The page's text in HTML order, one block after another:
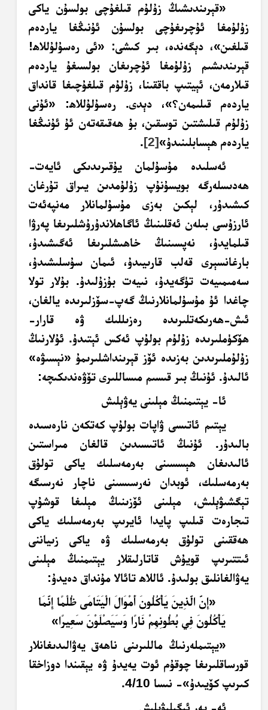
«قېرىندىشىڭ زۇلۇم قىلغۇچى بولسۇن ياكى
زۇلۇمغا ئۇچرىغۇچى بولسۇن ئۇنىڭغا ياردەم
قىلغىن»، دېگەندە، بىر كىشى: «ئى رەسۇلۇللاھ!
قېرىندىشىم زۇلۇمغا ئۇچرىغان بولسىغۇ ياردەم
قىلارمەن، ئېيتىپ باققىنا، زۇلۇم قىلغۇچىغا قانداق
ياردەم قىلىمەن؟»، دېدى. رەسۇلۇللاھ: «ئۇنى
زۇلۇم قىلىشتىن توسقىن، بۇ ھەقىقەتەن ئۇ ئۇنىڭغا
ياردەم ھېسابلىنىدۇ»[2]
.
ئەسلىدە مۇسۇلمان يۇقىرىدىكى ئايەت-
ھەدىسلەرگە بويسۇنۇپ زۇلۇمدىن يىراق تۇرغان
كىشىدۇر، لېكىن بەزى مۇسۇلمانلار مەنپەئەت
ئارزۇسى بىلەن ئەقلىنىڭ ئاگاھلاندۇرۇشلىرىغا پەرۋا
قىلمايدۇ، نەپسىنىڭ خاھىشلىرىغا ئەگىشىدۇ،
بارغانسېرى قەلب قارىيىدۇ، ئىمان سۇسلىشىدۇ،
سەمىمىيەت تۈگەيدۇ، نىيەت بۇزۇلىدۇ. بۇلار تولا
چاغدا ئۇ مۇسۇلمانلارنىڭ گەپ-سۆزلىرىدە يالغان،
ئىش-ھەرىكەتلىرىدە رەزىللىك ۋە قارار-
ھۆكۈملىرىدە زۇلۇم بولۇپ ئەكس ئېتىدۇ. ئۇلارنىڭ
زۇلۇملىرىدىن بەزىدە ئۆز قېرىنداشلىرىمۇ «نېسىۋە»
ئالىدۇ. ئۇنىڭ بىر قىسىم مىساللىرى تۆۋەندىكىچە:
ئا- يېتىمنىڭ مېلىنى يەۋېلىش
يېتىم ئاتىسى ۋاپات بولۇپ كەتكەن نارەسىدە
بالىدۇر. ئۇنىڭ ئاتىسىدىن قالغان مىراستىن
ئالىدىغان ھېسسىنى بەرمەسلىك ياكى تولۇق
بەرمەسلىك، ئوبدان نەرسىسىنى ناچار نەرسىگە
تېگشىۋېلىش، مېلىنى ئۆزىنىڭ مېلىغا قوشۇپ
تىجارەت قىلىپ پايدا ئايرىپ بەرمەسلىك ياكى
ھەققىنى تولۇق بەرمەسلىك ۋە ياكى زىياننى
ئىتتىرىپ قويۇش قاتارلىقلار يېتىمنىڭ مېلىنى
يەۋالغانلىق بولىدۇ. ئاللاھ تائالا مۇنداق دەيدۇ:
«إِنَّ الَّذِينَ يَأْكُلُونَ أَمْوَالَ الْيَتَامَى ظُلْمًا إِنَّمَا
يَأْكُلُونَ فِي بُطُونِهِمْ نَارًا وَسَيَصْلَوْنَ سَعِيرًا»
«يېتىملەرنىڭ ماللىرىنى ناھەق يەۋالىدىغانلار
قورساقلىرىغا چوقۇم ئوت يەيدۇ ۋە يېقىندا دوزاخقا
كىرىپ كۆيىدۇ»- نىسا 4/10.
ئە- يەر ئىگىلىۋېلىش